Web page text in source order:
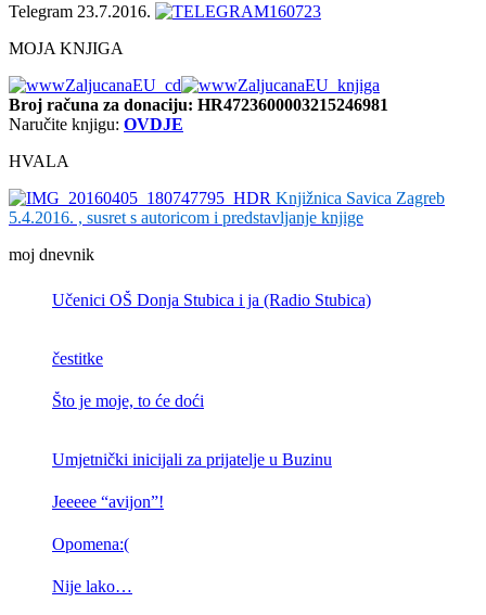
Telegram 23.7.2016.
MOJA KNJIGA
Broj računa za donaciju: HR4723600003215246981
Naručite knjigu: OVDJE
HVALA
Knjižnica Savica Zagreb
5.4.2016. , susret s autoricom i predstavljanje knjige
moj dnevnik
Učenici OŠ Donja Stubica i ja (Radio Stubica)
čestitke
Što je moje, to će doći
Umjetnički inicijali za prijatelje u Buzinu
Jeeeee “avijon”!
Opomena:(
Nije lako…